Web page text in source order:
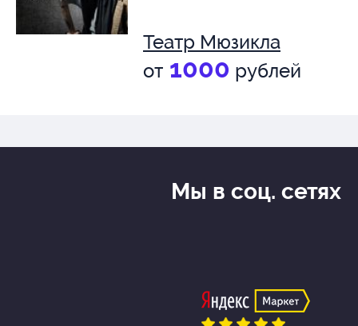
Театр Мюзикла
от 1000 рублей
Мы в соц. сетях